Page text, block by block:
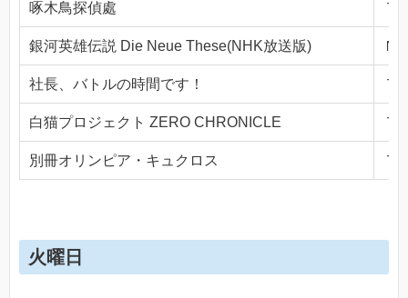
啄木鳥探偵處 Ｔ
銀河英雄伝説 Die Neue These(NHK放送版) Ｎ
社長、バトルの時間です！ Ｔ
白猫プロジェクト ZERO CHRONICLE Ｔ
別冊オリンピア・キュクロス Ｔ
火曜日